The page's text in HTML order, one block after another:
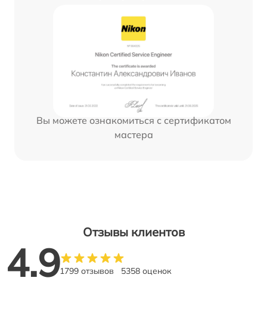
Вы можете ознакомиться с сертификатом
мастера
Отзывы клиентов
4.91799 отзывов 5358 оценок